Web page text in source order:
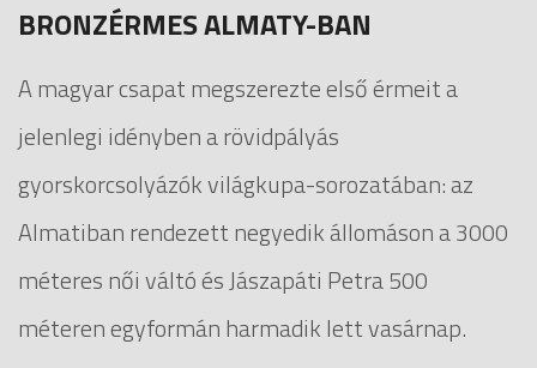
BRONZÉRMES ALMATY-BAN
A magyar csapat megszerezte első érmeit a
jelenlegi idényben a rövidpályás
gyorskorcsolyázók világkupa-sorozatában: az
Almatiban rendezett negyedik állomáson a 3000
méteres női váltó és Jászapáti Petra 500
méteren egyformán harmadik lett vasárnap.